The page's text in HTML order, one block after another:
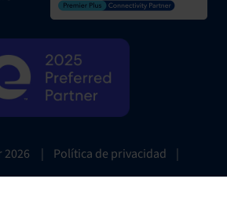
2026 | Política de privacidad |